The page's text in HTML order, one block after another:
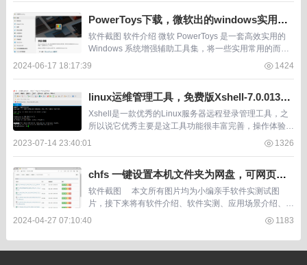
PowerToys下载，微软出的windows实用工
具集，100k star
软件截图 软件介绍 微软 PowerToys 是一套高效实用的
Windows 系统增强辅助工具集，将一些实用常用的而win
dows原版又没有的功能都统一集成在工具中，PowerToy
2024-06-17 18:17:39 1424
linux运维管理工具，免费版Xshell-7.0.0134
p.exe
Xshell是一款优秀的Linux服务器远程登录管理工具，之
所以说它优秀主要是这工具功能很丰富完善，操作体验比
较丝滑。 什么多个ssh窗口操作、文件传输、命令同步、
2023-07-14 23:40:01 1326
chfs 一键设置本机文件夹为网盘，可网页访
问上传下载，开源便携版
软件截图 本文所有图片均为小编亲手软件实测试图
片，接下来将有软件介绍、软件实测、应用场景介绍、总
结、软件获取方式4个段落。 软件介绍 &n...
2024-04-27 07:10:40 1183